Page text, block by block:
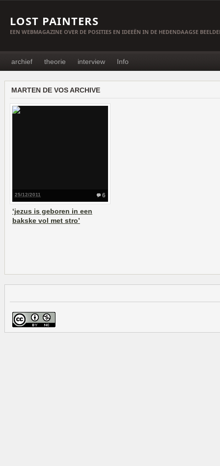
LOST PAINTERS
EEN WEBMAGAZINE OVER DE POSITIES EN IDEEËN IN DE HEDENDAAGSE
archief theorie interview Info
MARTEN DE VOS ARCHIVE
6
25/12/2011
‘jezus is geboren in een
bakske vol met stro’